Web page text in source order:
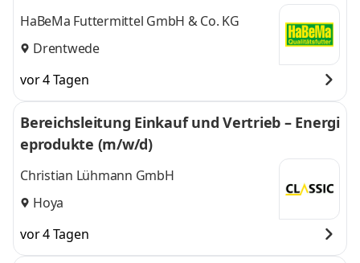
HaBeMa Futtermittel GmbH & Co. KG
Drentwede
vor 4 Tagen
Bereichsleitung Einkauf und Vertrieb – Energi
eprodukte (m/w/d)
Christian Lühmann GmbH
Hoya
vor 4 Tagen